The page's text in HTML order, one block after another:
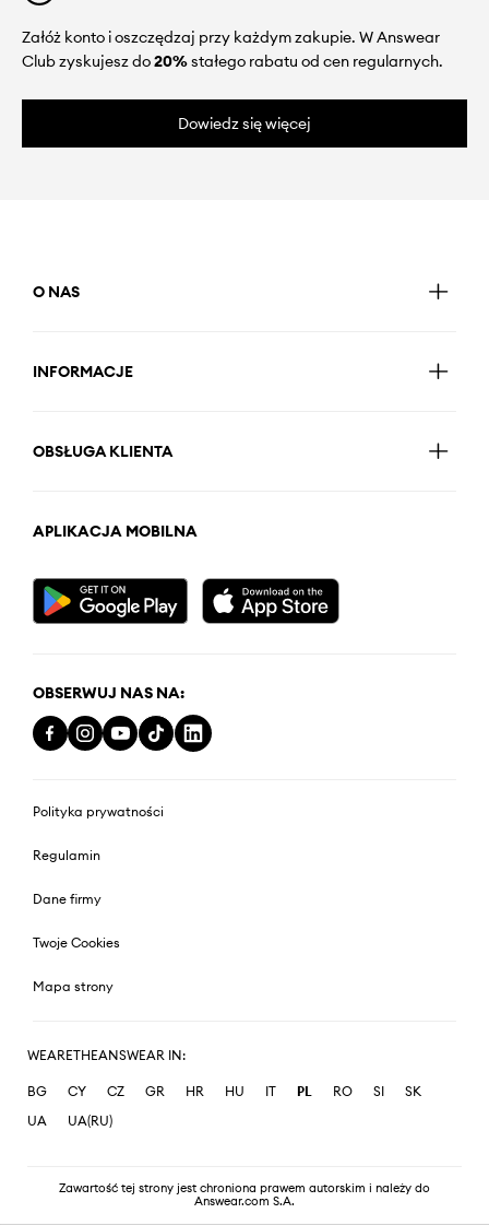
Załóż konto i oszczędzaj przy każdym zakupie. W Answear
Club zyskujesz do20%stałego rabatu od cen regularnych.
Dowiedz się więcej
O NAS
INFORMACJE
OBSŁUGA KLIENTA
APLIKACJA MOBILNA
OBSERWUJ NAS NA:
Polityka prywatności
Regulamin
Dane firmy
Twoje Cookies
Mapa strony
WEARETHEANSWEAR IN:
BG CY CZ GR HR HU IT PL RO SI
SK
UA
UA(RU)
Zawartość tej strony jest chroniona prawem autorskim i należy do
Answear.com S.A.